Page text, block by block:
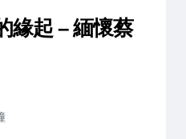
緣起 – 緬懷蔡